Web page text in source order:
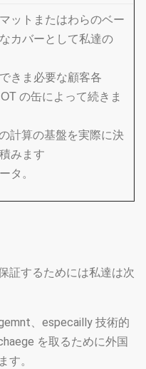
ットまたはわらのベー
カバーとして私達の
きま必要な顧客各
の缶によって続きま
計算の基盤を実際に決
みます
タ。
証するためには私達は次
、especailly 技術的
を取るために外国
す。